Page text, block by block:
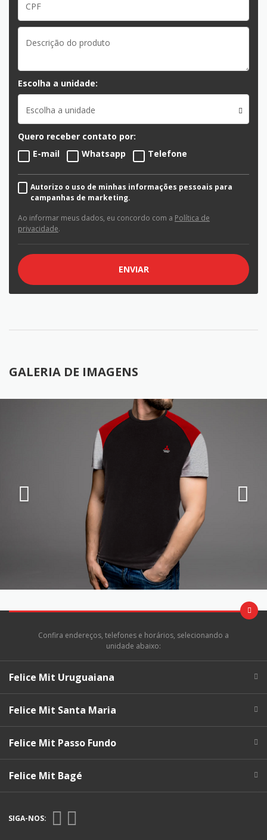
Escolha a unidade:
Escolha a unidade
Quero receber contato por:
E-mail
Whatsapp Telefone
Autorizo o uso de minhas informações pessoais para
campanhas de marketing.
Ao informar meus dados, eu concordo com a Política de
privacidade.
ENVIAR
GALERIA DE IMAGENS
Confira endereços, telefones e horários, selecionando a
unidade abaixo:
Felice Mit Uruguaiana
Felice Mit Santa Maria
Felice Mit Passo Fundo
Felice Mit Bagé
SIGA-NOS: